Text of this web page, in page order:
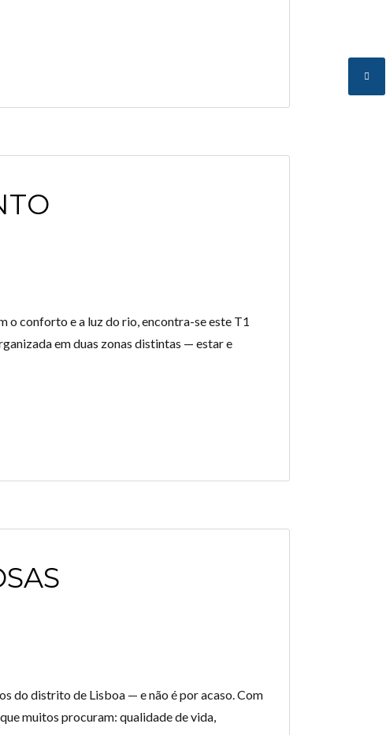
o conforto e a luz do rio, encontra-se este T1
em duas zonas distintas — estar e
do distrito de Lisboa — e não é por acaso. Com
muitos procuram: qualidade de vida,